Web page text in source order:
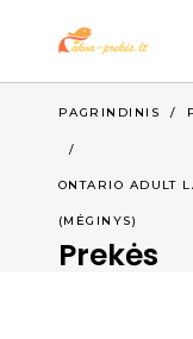
PAGRINDINIS /
/
ONTARIO ADULT
(MĖGINYS)
Prekės